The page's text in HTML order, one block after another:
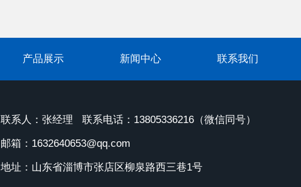
产品展示 新闻中心 联系我们
联系人：张经理 联系电话：13805336216（微信同号）
邮箱：1632640653@qq.com
地址：山东省淄博市张店区柳泉路西三巷1号